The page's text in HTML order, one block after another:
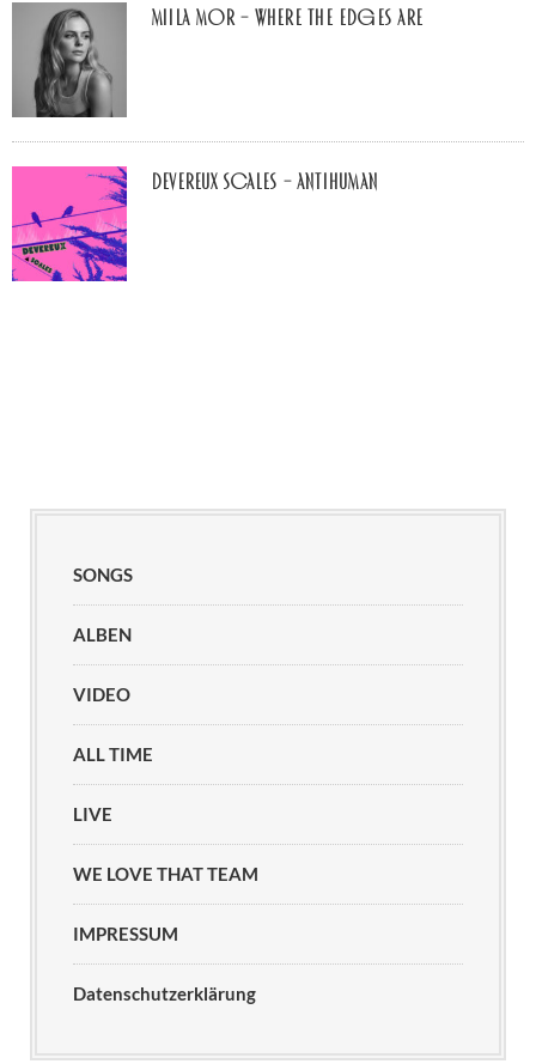
Miila Mor – Where The Edges Are
Devereux Scales – Antihuman
SONGS
ALBEN
VIDEO
ALL TIME
LIVE
WE LOVE THAT TEAM
IMPRESSUM
Datenschutzerklärung